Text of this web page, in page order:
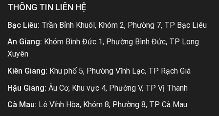
THÔNG TIN LIÊN HỆ
Bạc Liêu: Trần Bỉnh Khuôl, Khóm 2, Phường 7, TP Bạc Liêu
An Giang: Khóm Bình Đức 1, Phường Bình Đức, TP Long
Xuyên
Kiên Giang: Khu phố 5, Phường Vĩnh Lạc, TP Rạch Giá
Hậu Giang: Âu Cơ, Khu vực 4, Phường V, TP Vị Thanh
Cà Mau: Lê Vĩnh Hòa, Khóm 8, Phường 8, TP Cà Mau